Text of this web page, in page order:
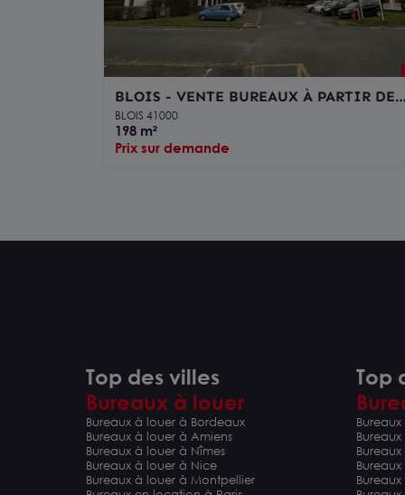
BLOIS - VENTE BUREAUX À PARTIR DE
197,76 M² - ACCÈS A10 À 5 MN
BLOIS 41000
198 m²
Prix sur demande
Top des villes
Bureaux à louer
Bureaux à louer à Bordeaux
Bureaux à louer à Amiens
Bureaux à louer à Nîmes
Bureaux à louer à Nice
Bureaux à louer à Montpellier
Top